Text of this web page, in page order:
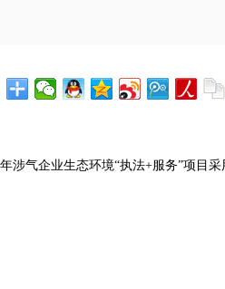
涉气企业生态环境“执法+服务”项目